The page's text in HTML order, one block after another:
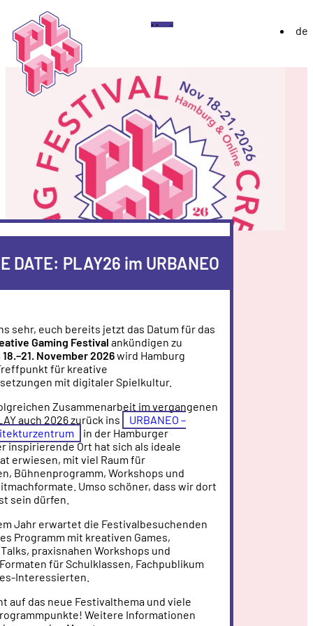
Play
Festival
Menü
Ausstellung 2026
YoungPLAY
Archiv
Discord
Instagram
FlickrYouTube
TwitchBluesky
de
DATE: PLAY26 im URBANEO
sehr, euch bereits jetzt das Datum für das
Gaming Festival ankündigen zu
18.–21. November 2026wird Hamburg
für kreative
mit digitaler Spielkultur.
Zusammenarbeit im vergangenen
auch 2026 zurück ins
URBANEO –
in der Hamburger
inspirierende Ort hat sich als ideale
erwiesen, mit viel Raum für
Bühnenprogramm, Workshops und
Umso schöner, dass wir dort
sein dürfen.
Jahr erwartet die Festivalbesuchenden
Programm mit kreativen Games,
praxisnahen Workshops und
für Schulklassen, Fachpublikum
Interessierten.
auf das neue Festivalthema und viele
Weitere Informationen